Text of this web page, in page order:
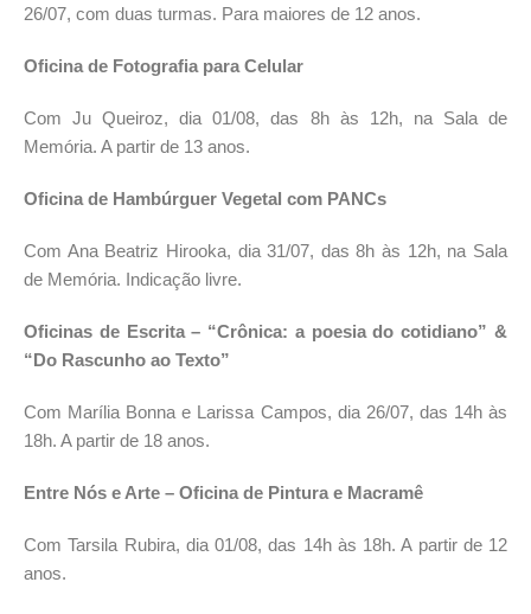
26/07, com duas turmas. Para maiores de 12 anos.
Oficina de Fotografia para Celular
Com Ju Queiroz, dia 01/08, das 8h às 12h, na Sala de
Memória. A partir de 13 anos.
Oficina de Hambúrguer Vegetal com PANCs
Com Ana Beatriz Hirooka, dia 31/07, das 8h às 12h, na Sala
de Memória. Indicação livre.
Oficinas de Escrita – “Crônica: a poesia do cotidiano” &
“Do Rascunho ao Texto”
Com Marília Bonna e Larissa Campos, dia 26/07, das 14h às
18h. A partir de 18 anos.
Entre Nós e Arte – Oficina de Pintura e Macramê
Com Tarsila Rubira, dia 01/08, das 14h às 18h. A partir de 12
anos.